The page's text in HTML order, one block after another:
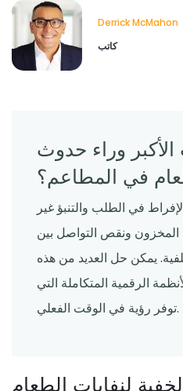
Derrick McMahon
كاتب
وراء حدوث
في المطاعم؟
في الطلب والتنبؤ غير
ونقص التواصل بين
يمكن حل العديد من هذه
الرقمية المتكاملة التي
توفر رؤية في الوقت الفعلي.
لنفايات الطعام